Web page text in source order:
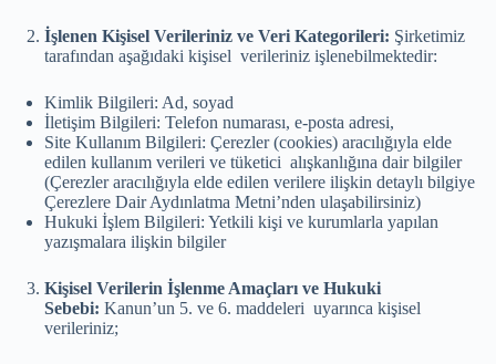
İşlenen Kişisel Verileriniz ve Veri Kategorileri: Şirketimiz
tarafından aşağıdaki kişisel verileriniz işlenebilmektedir:
Kimlik Bilgileri: Ad, soyad
İletişim Bilgileri: Telefon numarası, e-posta adresi,
Site Kullanım Bilgileri: Çerezler (cookies) aracılığıyla elde
edilen kullanım verileri ve tüketici alışkanlığına dair bilgiler
(Çerezler aracılığıyla elde edilen verilere ilişkin detaylı bilgiye
Çerezlere Dair Aydınlatma Metni’nden ulaşabilirsiniz)
Hukuki İşlem Bilgileri: Yetkili kişi ve kurumlarla yapılan
yazışmalara ilişkin bilgiler
Kişisel Verilerin İşlenme Amaçları ve Hukuki
Sebebi: Kanun’un 5. ve 6. maddeleri uyarınca kişisel
verileriniz;